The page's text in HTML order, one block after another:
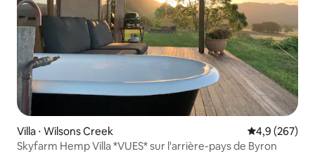
Villa ⋅ Wilsons Creek Évaluation
4,9 (267)
Skyfarm Hemp Villa *VUES* sur l'arrière-pays de Byron